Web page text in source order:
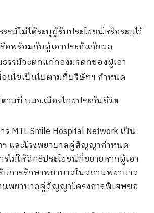
รม์ไม่ได้ระบุผู้รับประโยชน์หรือระบุไว้
อพร้อมกับผู้เอาประกันภัยผล
รรม์จะตกแก่กองมรดกของผู้เอา
นไขเป็นไปตามที่บริษัทฯ กำหนด
ตามที่ บมจ.เมืองไทยประกันชีวิต
ร MTL Smile Hospital Network เป็น
และโรงพยาบาลคู่สัญญากำหนด
รไม่ให้สิทธิประโยชน์ที่ขยายหากผู้เอา
บการรักษาพยาบาลในสถานพยาบาล
นพยาบาลคู่สัญญาโครงการพิเศษขอ